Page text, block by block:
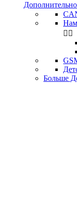
 
Больше